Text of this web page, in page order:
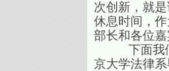
次创新，就
休息时间，
部长和各位
下面我们
京大学法律